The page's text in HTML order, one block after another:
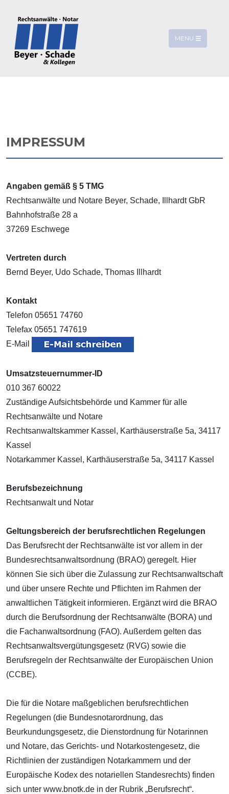
MENU
IMPRESSUM
Angaben gemäß § 5 TMG
Rechtsanwälte und Notare Beyer, Schade, Illhardt GbR
Bahnhofstraße 28 a
37269 Eschwege
Vertreten durch
Bernd Beyer, Udo Schade, Thomas Illhardt
Kontakt
Telefon 05651 74760
Telefax 05651 747619
E-Mail
Umsatzsteuernummer-ID
010 367 60022
Zuständige Aufsichtsbehörde und Kammer für alle
Rechtsanwälte und Notare
Rechtsanwaltskammer Kassel, Karthäuserstraße 5a, 34117
Kassel
Notarkammer Kassel, Karthäuserstraße 5a, 34117 Kassel
Berufsbezeichnung
Rechtsanwalt und Notar
Geltungsbereich der berufsrechtlichen Regelungen
Das Berufsrecht der Rechtsanwälte ist vor allem in der
Bundesrechtsanwaltsordnung (BRAO) geregelt. Hier
können Sie sich über die Zulassung zur Rechtsanwaltschaft
und über unsere Rechte und Pflichten im Rahmen der
anwaltlichen Tätigkeit informieren. Ergänzt wird die BRAO
durch die Berufsordnung der Rechtsanwälte (BORA) und
die Fachanwaltsordnung (FAO). Außerdem gelten das
Rechtsanwaltsvergütungsgesetz (RVG) sowie die
Berufsregeln der Rechtsanwälte der Europäischen Union
(CCBE).
Die für die Notare maßgeblichen berufsrechtlichen
Regelungen (die Bundesnotarordnung, das
Beurkundungsgesetz, die Dienstordnung für Notarinnen
und Notare, das Gerichts- und Notarkostengesetz, die
Richtlinien der zuständigen Notarkammern und der
Europäische Kodex des notariellen Standesrechts) finden
sich unter www.bnotk.de in der Rubrik „Berufsrecht“.